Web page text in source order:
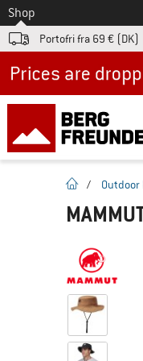
Til
Shop
Portofri fra 69 € (DK)
Hjemmeside
/